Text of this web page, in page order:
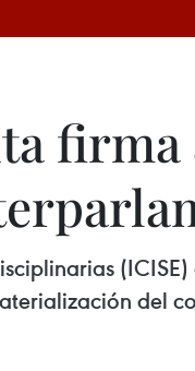
firma
del